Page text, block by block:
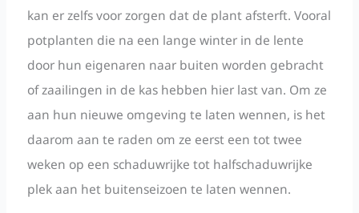
kan er zelfs voor zorgen dat de plant afsterft. Vooral
potplanten die na een lange winter in de lente
door hun eigenaren naar buiten worden gebracht
of zaailingen in de kas hebben hier last van. Om ze
aan hun nieuwe omgeving te laten wennen, is het
daarom aan te raden om ze eerst een tot twee
weken op een schaduwrijke tot halfschaduwrijke
plek aan het buitenseizoen te laten wennen.